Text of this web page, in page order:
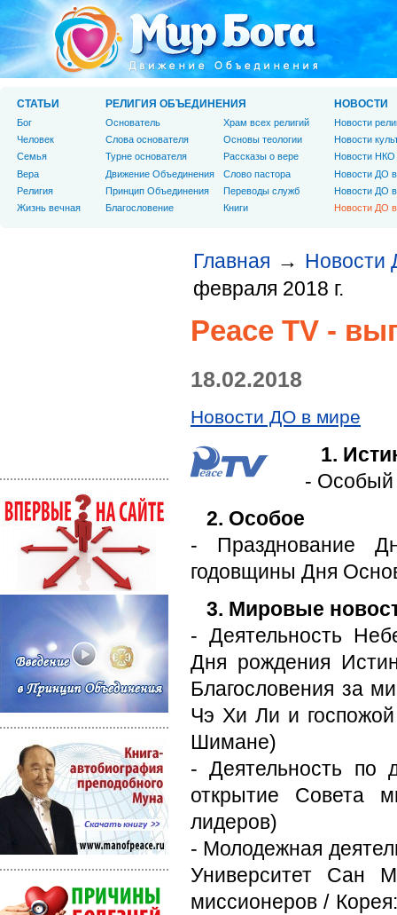
Главная → Новости
февраля 2018 г.
Peace TV -
18.02.2018
Новости ДО в мире
1.
- Особый
2. Особое
- Празднование
годовщины Дня
3. Мировые
- Деятельность
Дня рождения
Благословения за
Чэ Хи Ли и
Шимане)
- Деятельность по
открытие Совета
лидеров)
- Молодежная
Университет Сан
миссионеров /
СТАТЬИ
Бог
Человек
Cемья
Вера
Религия
Жизнь вечная
РЕЛИГИЯ ОБЪЕДИНЕНИЯ
Основатель
Слова основателя
Турне основателя
Движение Объединения
Принцип Объединения
Благословение
Храм всех религий
Основы теологии
Рассказы о вере
Слово пастора
Переводы служб
Книги
НОВОСТИ
Новости
Новости
Новости НКО
Новости ДО
Новости ДО
Новости ДО